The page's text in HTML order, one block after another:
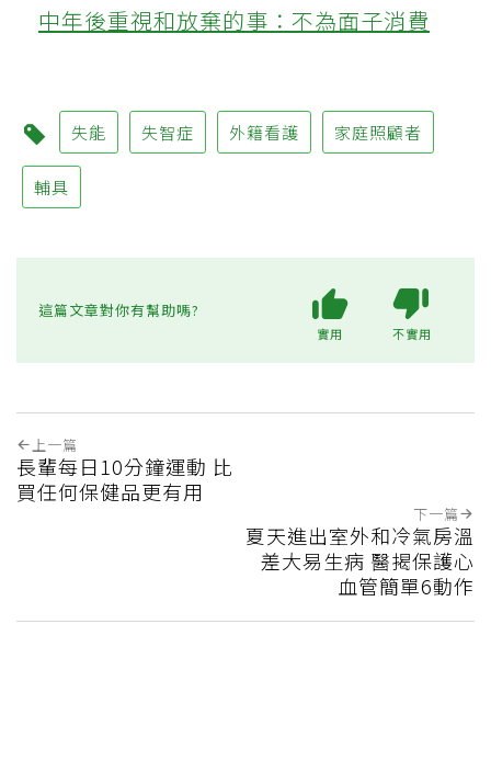
中年後重視和放棄的事：不為面子消費
失能 失智症 外籍看護 家庭照顧者
輔具
這篇文章對你有幫助嗎?
實用 不實用
上一篇
長輩每日10分鐘運動 比
買任何保健品更有用
下一篇
夏天進出室外和冷氣房溫
差大易生病 醫揭保護心
血管簡單6動作